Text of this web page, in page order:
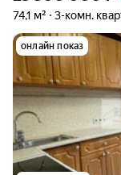
74,1 м² 3-комн.
онлайн показ